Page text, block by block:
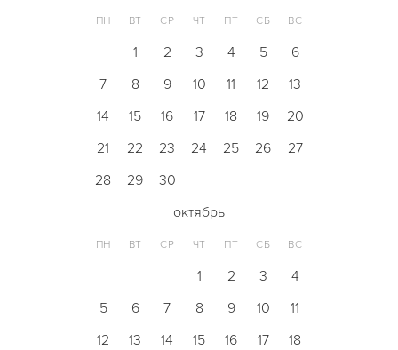
ПН ВТ СР ЧТ ПТ СБ ВС
1 2 3 4 5
6
7
8 9 10 11 12
13
14
15 16 17 18 19
20
21
22 23 24 25 26
27
28
29
30
октябрь
ПН ВТ СР ЧТ ПТ СБ ВС
1 2 3
4
5
6 7 8 9 10
11
12
13 14 15 16 17
18